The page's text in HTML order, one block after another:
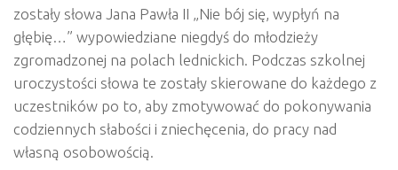
zostały słowa Jana Pawła II „Nie bój się, wypłyń na
głębię…” wypowiedziane niegdyś do młodzieży
zgromadzonej na polach lednickich. Podczas szkolnej
uroczystości słowa te zostały skierowane do każdego z
uczestników po to, aby zmotywować do pokonywania
codziennych słabości i zniechęcenia, do pracy nad
własną osobowością.